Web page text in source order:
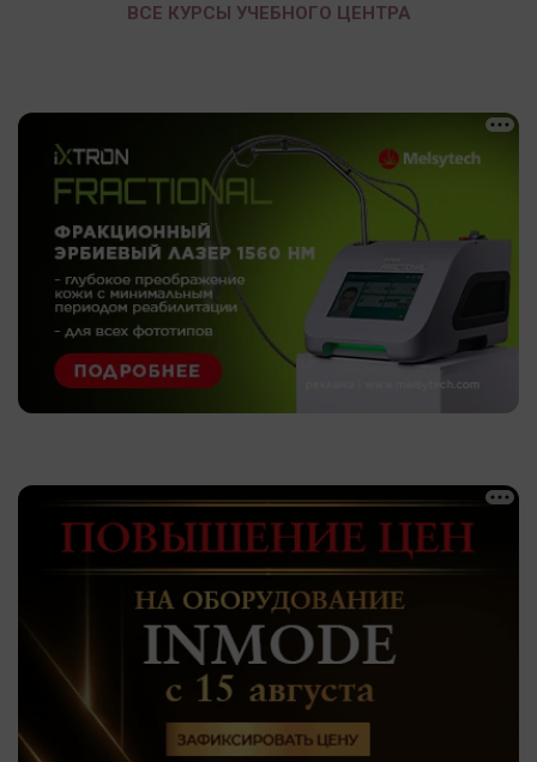
ВСЕ КУРСЫ УЧЕБНОГО ЦЕНТРА